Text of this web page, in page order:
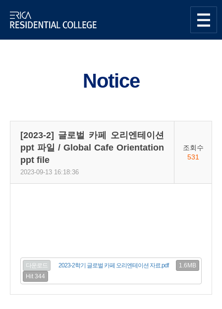
한양대학교
Notice
[2023-2] 글로벌 카페 오리엔테이션
ppt 파일 / Global Cafe Orientation
ppt file
2023-09-13 16:18:36
조회수
531
다운로드 2023-2학기 글로벌 카페 오리엔테이션 자료.pdf
1.6MB
Hit 344